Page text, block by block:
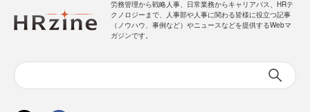
提供：jinjer株式会社
【AD】本記事の内容は記事掲載開始時点のものです 企画・制